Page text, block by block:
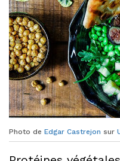
Photo de Edgar Castrejon sur